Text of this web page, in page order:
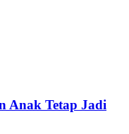
Anak Tetap Jadi